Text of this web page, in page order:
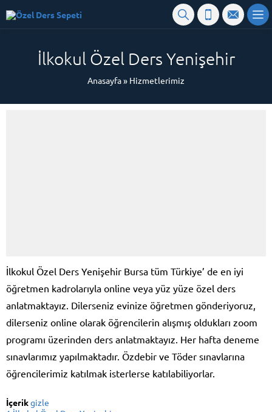
İlkokul Özel Ders Yenişehir
Anasayfa» Hizmetlerimiz
İlkokul Özel Ders Yenişehir Bursa tüm Türkiye’ de en iyi
öğretmen kadrolarıyla online veya yüz yüze özel ders
anlatmaktayız. Dilerseniz evinize öğretmen gönderiyoruz,
dilerseniz online olarak öğrencilerin alışmış oldukları zoom
programı üzerinden ders anlatmaktayız. Her hafta deneme
sınavlarımız yapılmaktadır. Özdebir ve Töder sınavlarına
öğrencilerimiz katılmak isterlerse katılabiliyorlar.
İçerikgizle